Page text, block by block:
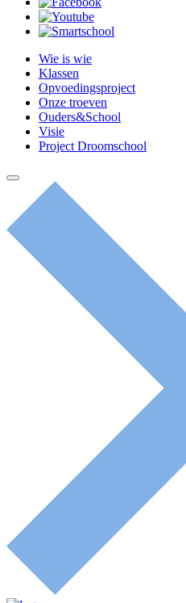
Wie is wie
Klassen
Opvoedingsproject
Onze troeven
Ouders&School
Visie
Project Droomschool